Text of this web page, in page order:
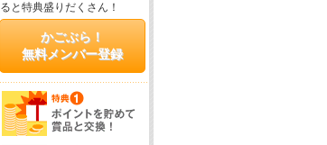
ると特典盛りだくさん！
かごぶら！
無料メンバー登録